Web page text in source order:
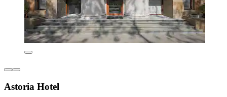
Astoria Hotel